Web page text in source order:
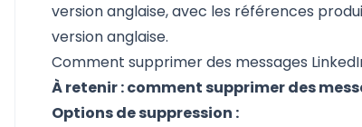
version anglaise, avec les références
version anglaise.
Comment supprimer des messages
À retenir : comment supprimer des
Options de suppression :